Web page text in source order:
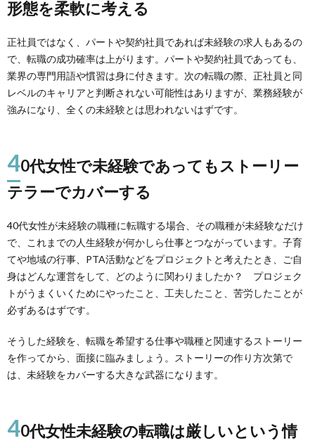
形態を柔軟に考える
正社員ではなく、パートや契約社員であれば未経験の求人もあるの
で、転職の成功確率は上がります。パートや契約社員であっても、
業界の専門用語や慣習は身に付きます。次の転職の際、正社員と同
レベルのキャリアと判断されない可能性はありますが、業務経験が
強みになり、全くの未経験とは思われないはずです。
40代女性で未経験であってもストーリー
テラーでカバーする
40代女性が未経験の職種に転職する場合、その職種が未経験なだけ
で、これまでの人生経験が何かしら仕事とつながっています。子育
てや地域の行事、PTA活動などをプロジェクトと考えたとき、ご自
身はどんな運営をして、どのように関わりましたか？ プロジェク
トがうまくいくためにやったこと、工夫したこと、苦労したことが
必ずあるはずです。
そうした経験を、転職を希望する仕事や職種と関連するストーリー
を作ってから、面接に臨みましょう。ストーリーの作り方次第で
は、未経験をカバーする大きな武器になります。
40代女性未経験の転職は厳しいという情